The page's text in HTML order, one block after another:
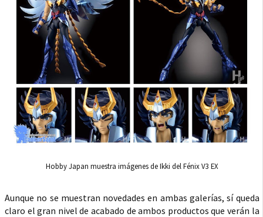
Hobby Japan muestra imágenes de Ikki del Fénix V3 EX
Aunque no se muestran novedades en ambas galerías, sí queda
claro el gran nivel de acabado de ambos productos que verán la